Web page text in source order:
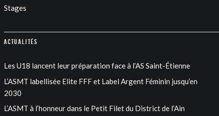
Stages
Actualités
Les U18 lancent leur préparation face à l’AS Saint-Étienne
L’ASMT labellisée Elite FFF et Label Argent Féminin jusqu’en
2030
L’ASMT à l’honneur dans le Petit Filet du District de l’Ain